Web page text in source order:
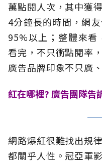
萬點閱人次，其中獲
4分鐘長的時間，網
95%以上；整體來看
看完，不只衝點閱率
廣告品牌印象不只廣
紅在哪裡? 廣告團隊告
網路爆紅很難找出規
都關乎人性。冠亞軍